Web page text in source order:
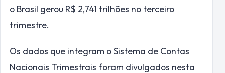
o Brasil gerou R$ 2,741 trilhões no terceiro
trimestre.
Os dados que integram o Sistema de Contas
Nacionais Trimestrais foram divulgados nesta